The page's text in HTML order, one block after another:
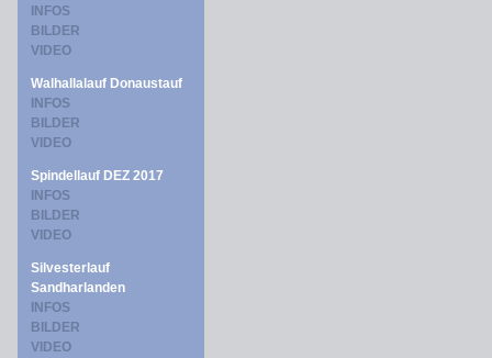
INFOS
BILDER
VIDEO
Walhallalauf Donaustauf
INFOS
BILDER
VIDEO
Spindellauf DEZ 2017
INFOS
BILDER
VIDEO
Silvesterlauf
Sandharlanden
INFOS
BILDER
VIDEO